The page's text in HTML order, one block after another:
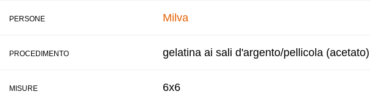
PERSONE Milva
PROCEDIMENTO gelatina ai sali d'argento/pellicola (acetato)
MISURE 6x6